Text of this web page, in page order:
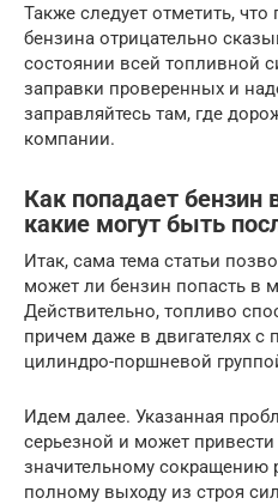
Также следует отметить,
бензина отрицательно
состоянии всей топливной
заправки проверенных и
заправляйтесь там, где
компании.
Как попадает бензин
какие могут быть
Итак, сама тема статьи
может ли бензин попасть в
Действительно, топливо
причем даже в двигателях с
цилиндро-поршневой
Идем далее. Указанная
серьезной и может привести
значительному сокращению
полному выходу из строя